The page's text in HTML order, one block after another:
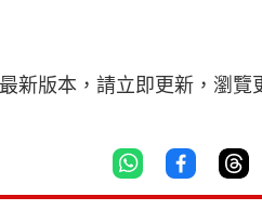
新版本，請立即更新，瀏覽